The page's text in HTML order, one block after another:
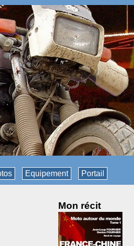
Equipement Portail
Mon récit